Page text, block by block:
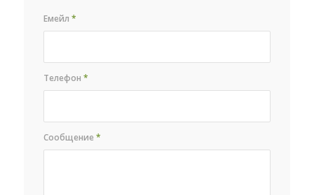
Емейл*
Телефон*
Сообщение*